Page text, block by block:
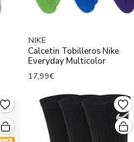
NIKE
Calcetin Tobilleros Nike
Everyday Multicolor
17,99€